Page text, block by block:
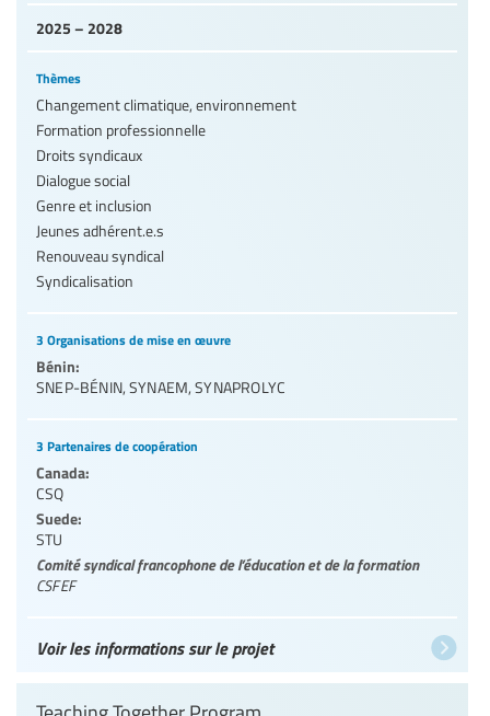
2025 – 2028
Thèmes
Changement climatique, environnement
Formation professionnelle
Droits syndicaux
Dialogue social
Genre et inclusion
Jeunes adhérent.e.s
Renouveau syndical
Syndicalisation
3 Organisations de mise en œuvre
Bénin:
SNEP-BÉNIN, SYNAEM,SYNAPROLYC
3 Partenaires de coopération
Canada:
CSQ
Suede:
STU
Comité syndical francophone de l’éducation et de la formation
CSFEF
Voir les informations sur le projet